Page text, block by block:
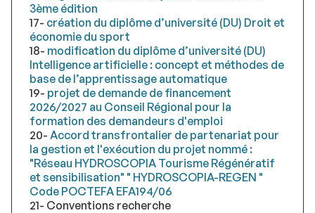
3ème édition
17- création du diplôme d’université (DU) Droit et
économie du sport
18- modification du diplôme d’université (DU)
Intelligence artificielle : concept et méthodes de
base de l’apprentissage automatique
19- projet de demande de financement
2026/2027 au Conseil Régional pour la
formation des demandeurs d'emploi
20- Accord transfrontalier de partenariat pour
la gestion et l'exécution du projet nommé :
"Réseau HYDROSCOPIA Tourisme Régénératif
et sensibilisation" " HYDROSCOPIA-REGEN "
Code POCTEFA EFA194/06
21- Conventions recherche